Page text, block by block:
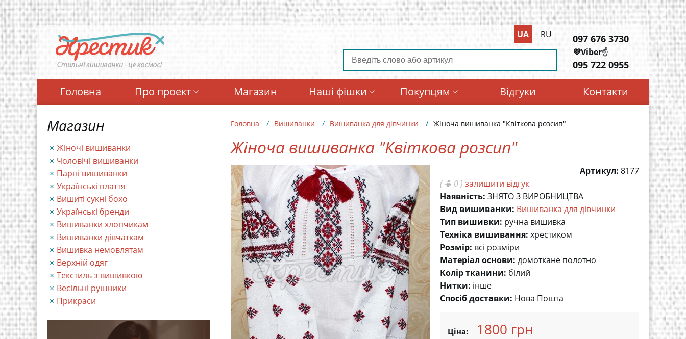
Перейти
до
основного
вмісту
UA RU 097 676 3730
💜Viber☝️
095 722 0955
Головна Про проект Магазин Наші фішки Покупцям Відгуки Контакти
Магазин
Жіночі вишиванки
Чоловічі вишиванки
Парні вишиванки
Українські плаття
Вишиті сукні бохо
Українські бренди
Вишиванки хлопчикам
Вишиванки дівчаткам
Вишивка немовлятам
Верхній одяг
Текстиль з вишивкою
Весільні рушники
Прикраси
Головна Вишиванки Вишиванка для дівчинки Жіноча вишиванка "Квіткова розсип"
Жіноча вишиванка "Квіткова розсип"
Артикул: 8177
(
0 ) залишити відгук
Наявність: ЗНЯТО З ВИРОБНИЦТВА
Вид вишиванки: Вишиванка для дівчинки
Тип вишивки: ручна вишивка
Техніка вишивання: хрестиком
Розмір: всі розміри
Матеріал основи: домоткане полотно
Колір тканини: білий
Нитки: інше
Спосіб доставки: Нова Пошта
Ціна: 1800 грн